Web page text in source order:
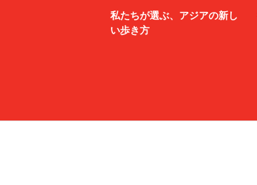
私たちが選ぶ、アジアの新し
い歩き方